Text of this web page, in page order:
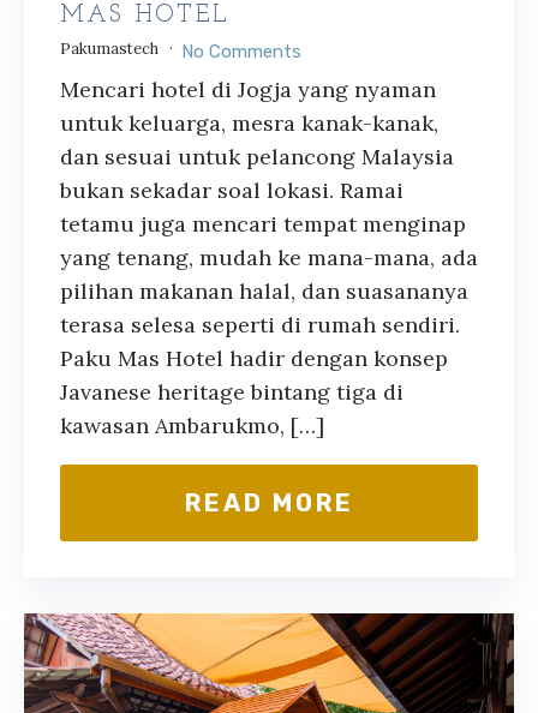
MAS HOTEL
Pakumastech No Comments
Mencari hotel di Jogja yang nyaman
untuk keluarga, mesra kanak-kanak,
dan sesuai untuk pelancong Malaysia
bukan sekadar soal lokasi. Ramai
tetamu juga mencari tempat menginap
yang tenang, mudah ke mana-mana, ada
pilihan makanan halal, dan suasananya
terasa selesa seperti di rumah sendiri.
Paku Mas Hotel hadir dengan konsep
Javanese heritage bintang tiga di
kawasan Ambarukmo, […]
READ MORE